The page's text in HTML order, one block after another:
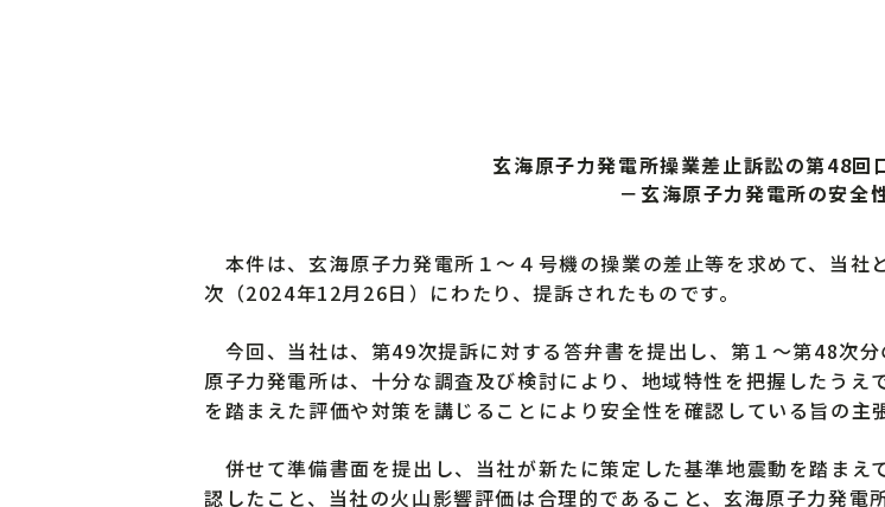
玄海原子力発電所操業差止訴訟の第48回
－玄海原子力発電所の安全
本件は、玄海原子力発電所１～４号機の操業の差止等を求めて、当
次（2024年12月26日）にわたり、提訴されたものです。
今回、当社は、第49次提訴に対する答弁書を提出し、第１～第48次
原子力発電所は、十分な調査及び検討により、地域特性を把握したう
を踏まえた評価や対策を講じることにより安全性を確認している旨の主
併せて準備書面を提出し、当社が新たに策定した基準地震動を踏まえ
認したこと、当社の火山影響評価は合理的であること、玄海原子力発